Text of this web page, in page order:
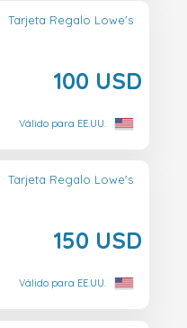
Tarjeta Regalo Lowe's
100 USD
Válido para EE.UU.
Tarjeta Regalo Lowe's
150 USD
Válido para EE.UU.